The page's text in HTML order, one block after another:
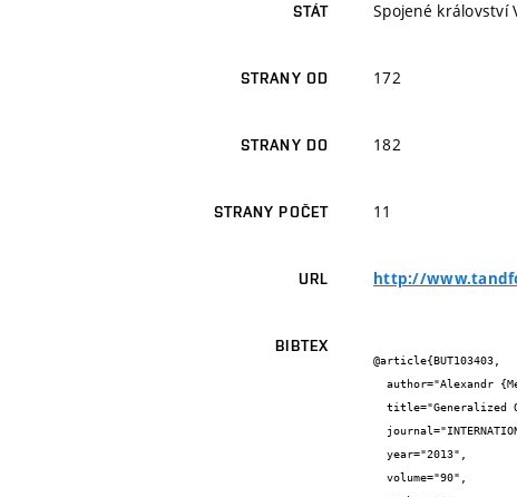
STÁT Spojené království
STRANY OD 172
STRANY DO 182
STRANY POČET 11
URL http://
BIBTEX
@article{BUT103403,